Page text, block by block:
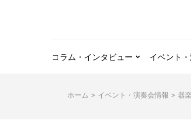
コラム・インタビュー イベント
ホーム > イベント・演奏会情報 > 器